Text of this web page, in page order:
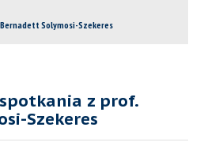
Solymosi-Szekeres
z prof.
Szekeres